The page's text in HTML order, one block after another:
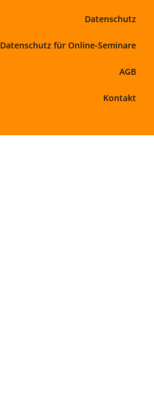
Datenschutz
Datenschutz für Online-Seminare
AGB
Kontakt